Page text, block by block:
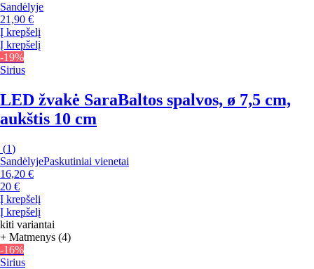
Sandėlyje
21,90 €
Į krepšelį
Į krepšelį
-19%
Sirius
LED žvakė SaraBaltos spalvos, ø 7,5 cm,
aukštis 10 cm
(1)
SandėlyjePaskutiniai vienetai
16,20 €
20 €
Į krepšelį
Į krepšelį
kiti variantai
+ Matmenys (4)
-16%
Sirius